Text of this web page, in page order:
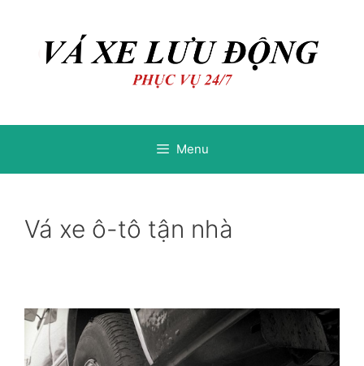
Menu
Vá xe ô-tô tận nhà